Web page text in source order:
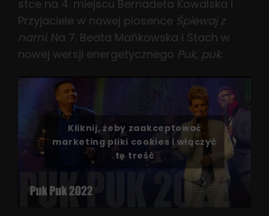
stce na 4. miejscu Bernadeta Kowalska i
Przyjaciele w nowej piosence Śpiewaj z
nami. Na 7. Beata Mańkowska i Stach w
nowej wersji energetycznego Puk, puk.
Kliknij, żeby zaakceptować
marketing pliki cookies i włączyć
tę treść